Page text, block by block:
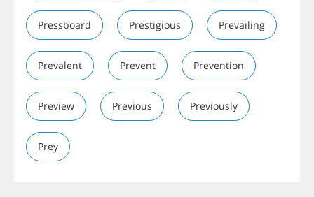
Pressboard Prestigious Prevailing
Prevalent Prevent Prevention
Preview Previous Previously
Prey